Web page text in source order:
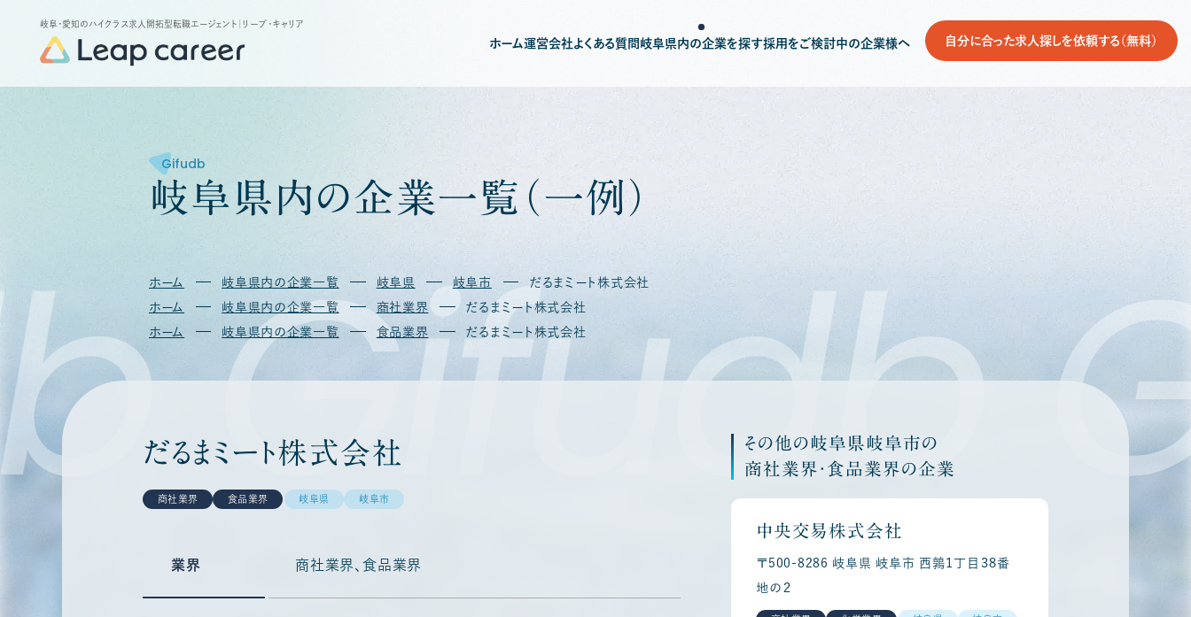
岐阜・愛知のハイクラス求人開拓型転職エージェント ｜リープ・キャリア
ホーム運営会社よくある質問 岐阜県内の企業を探す採用をご検討中の企業様へ 自分に合った求人探しを依頼する（無料）
Gifudb
岐阜 県内の企業一覧 （ 一例 ）
ホーム 岐阜県内の企業一覧 岐阜県 岐阜市
だるまミート株式会社
ホーム
岐阜県内の企業一覧 商社業界
だるまミート株式会社
ホーム
岐阜県内の企業一覧 食品業界 だるまミート株式会社
Gifudb
だるまミート株式会社
商社業界 食品業界 岐阜県 岐阜市
業界 商社業界 食品業界
その他の岐阜県岐阜市の
商社業界・食品業界の企業
中央交易株式会社
〒500-8286 岐阜県 岐阜市 西鶉１丁目３８番
地の２